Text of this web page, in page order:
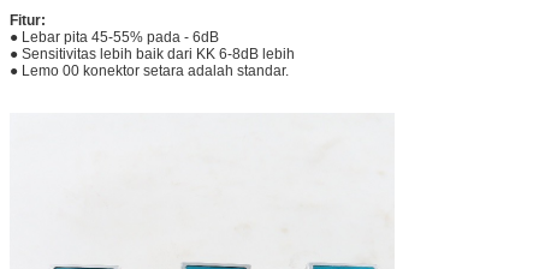
Fitur:
● Lebar pita 45-55% pada - 6dB
● Sensitivitas lebih baik dari KK 6-8dB lebih
● Lemo 00 konektor setara adalah standar.